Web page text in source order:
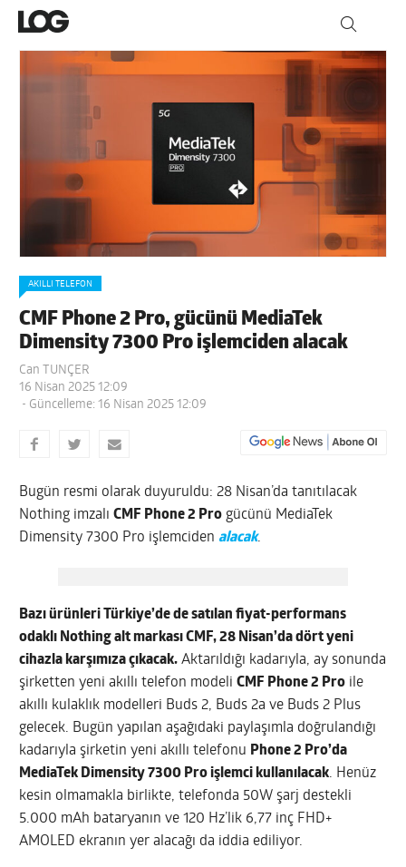
AKILLI TELEFON
CMF Phone 2 Pro, gücünü MediaTek
Dimensity 7300 Pro işlemciden alacak
Can TUNÇER
16 Nisan 2025 12:09
- Güncelleme: 16 Nisan 2025 12:09
Bugün resmi olarak duyuruldu: 28 Nisan’da tanıtılacak
Nothing imzalıCMF Phone 2 Pro gücünü MediaTek
Dimensity 7300 Pro işlemciden alacak.
Bazı ürünleri Türkiye’de de satılan fiyat-performans
odaklı Nothing alt markası CMF, 28 Nisan’da dört yeni
cihazla karşımıza çıkacak. Aktarıldığı kadarıyla, ay sonunda
şirketten yeni akıllı telefon modeliCMF Phone 2 Pro ile
akıllı kulaklık modelleri Buds 2, Buds 2a ve Buds 2 Plus
gelecek. Bugün yapılan aşağıdaki paylaşımla doğrulandığı
kadarıyla şirketin yeni akıllı telefonu Phone 2 Pro’da
MediaTek Dimensity 7300 Pro işlemci kullanılacak. Henüz
kesin olmamakla birlikte, telefonda 50W şarj destekli
5.000 mAh bataryanın ve 120 Hz’lik 6,77 inç FHD+
AMOLED ekranın yer alacağı da iddia ediliyor.